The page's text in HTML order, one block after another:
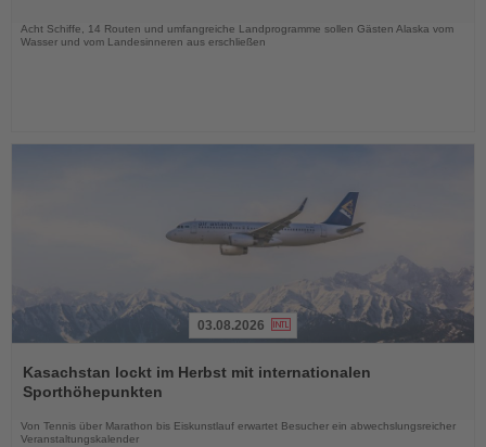
Acht Schiffe, 14 Routen und umfangreiche Landprogramme sollen Gästen Alaska vom
Wasser und vom Landesinneren aus erschließen
Sie
die
Nachrichten
03.08.2026
Kasachstan lockt im Herbst mit internationalen
Sporthöhepunkten
Von Tennis über Marathon bis Eiskunstlauf erwartet Besucher ein abwechslungsreicher
Veranstaltungskalender